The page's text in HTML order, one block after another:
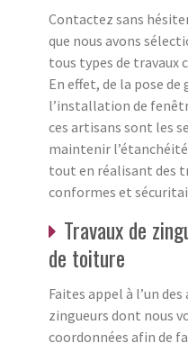
Contactez sans
que nous avons
tous types de
En effet, de la pose
l’installation de
ces artisans sont les
maintenir
tout en réalisant des
conformes et
Travaux de
de toiture
Faites appel à l’un
zingueurs dont nous
coordonnées afin de